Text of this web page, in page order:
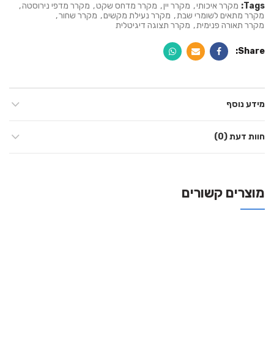
Tags: מקרר איכותי, מקרר יין, מקרר מדחס שקט, מקרר מדפי נירוסטה,
מקרר מתאים לשומרי שבת, מקרר נעילת מקשים, מקרר שחור,
מקרר תאורה פנימית, מקרר תצוגה דיגיטלית
Share
מידע נוסף
חוות דעת (0)
מוצרים קשורים